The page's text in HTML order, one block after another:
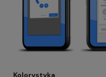
Kolorystyka